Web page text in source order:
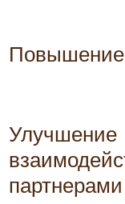
Повышение
Улучшение
партнерами